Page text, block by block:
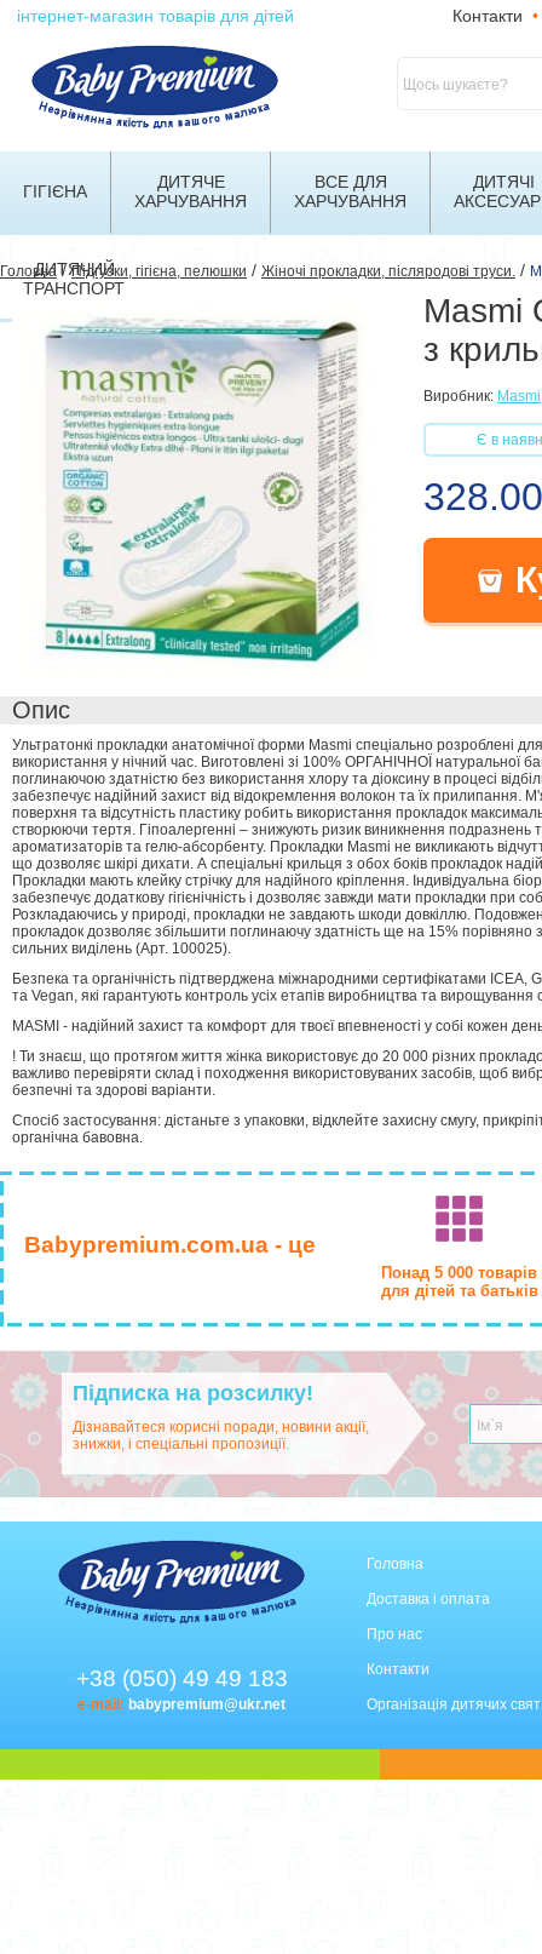
інтернет-магазин товарів для дітей Контакти •
ГІГІЄНА
ДИТЯЧЕ
ХАРЧУВАННЯ
ВСЕ ДЛЯ
ХАРЧУВАННЯ
ДИТЯЧІ
ДИТЯЧИЙ
ТРАНСПОРТ
Головна/Підгузки, гігієна, пелюшки / Жіночі прокладки, післяродові труси. /
Masmi
з
Виробник: Masmi
Є в
328.00
Опис
Ультратонкі прокладки анатомічної форми Masmi спеціально розроблені
використання у нічний час. Виготовлені зі 100% ОРГАНІЧНОЇ натуральної
поглинаючою здатністю без використання хлору та діоксину в процесі
забезпечує надійний захист від відокремлення волокон та їх прилипання.
поверхня та відсутність пластику робить використання прокладок
створюючи тертя. Гіпоалергенні – знижують ризик виникнення подразнень
ароматизаторів та гелю-абсорбенту. Прокладки Masmi не викликають
що дозволяє шкірі дихати. А спеціальні крильця з обох боків прокладок
Прокладки мають клейку стрічку для надійного кріплення. Індивідуальна
забезпечує додаткову гігієнічність і дозволяє завжди мати прокладки при
Розкладаючись у природі, прокладки не завдають шкоди довкіллю.
прокладок дозволяє збільшити поглинаючу здатність ще на 15% порівняно
сильних виділень (Арт. 100025).
Безпека та органічність підтверджена міжнародними сертифікатами
та Vegan, які гарантують контроль усіх етапів виробництва та вирощування
MASMI - надійний захист та комфорт для твоєї впевненості у собі кожен
! Ти знаєш, що протягом життя жінка використовує до 20 000 різних
важливо перевіряти склад і походження використовуваних засобів, щоб
безпечні та здорові варіанти.
Спосіб застосування: дістаньте з упаковки, відклейте захисну смугу,
органічна бавовна.
Babypremium.com.ua - це
Понад 5 000 товарів
для дітей та батьків
Підписка на розсилку!
Дізнавайтеся корисні поради, новини акції,
знижки, і спеціальні пропозиції.
+38 (050) 49 49 183
e-mail: babypremium@ukr.net
Головна
Доставка і оплата
Про нас
Контакти
Організація дитячих свят